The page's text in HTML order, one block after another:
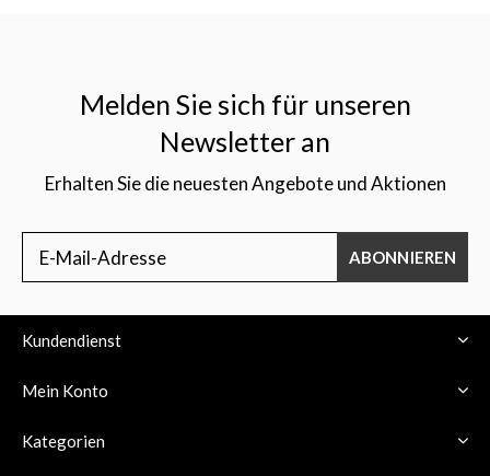
Melden Sie sich für unseren
Newsletter an
Erhalten Sie die neuesten Angebote und Aktionen
ABONNIEREN
Kundendienst
Mein Konto
Kategorien